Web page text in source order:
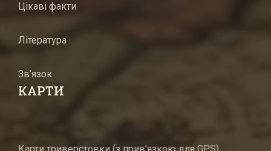
Цікаві факти
Література
Зв’язок
КАРТИ